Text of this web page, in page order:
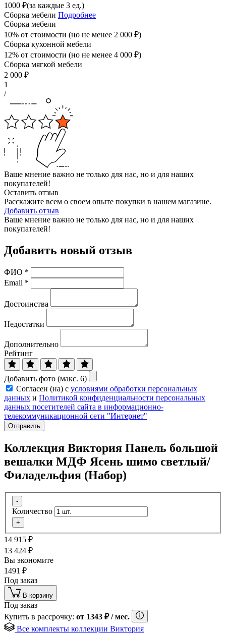
1000 ₽(за каждые 3 ед.)
Сборка мебели Подробнее
Сборка мебели
10% от стоимости (но не менее 2 000 ₽)
Сборка кухонной мебели
12% от стоимости (но не менее 4 000 ₽)
Сборка мягкой мебели
2 000 ₽
1
/
Ваше мнение важно не только для нас, но и для наших
покупателей!
Оставить отзыв
Расскажите всем о своем опыте покупки в нашем магазине.
Добавить отзыв
Ваше мнение важно не только для нас, но и для наших
покупателей!
Добавить новый отзыв
ФИО *
Email *
Достоинства
Недостатки
Дополнительно
Рейтинг
Добавить фото (макс. 6)
Согласен (на) с условиями обработки персональных
данных и Политикой конфиденциальности персональных
данных посетителей сайта в информационно-
телекоммуникационной сети "Интернет"
Отправить
Коллекция Виктория Панель большой
вешалки МДФ Ясень шимо светлый/
Филадельфия (Набор)
-
Количество
+
14 915 ₽
13 424 ₽
Вы экономите
1491 ₽
Под заказ
В корзину
Под заказ
Купить в рассрочку: от 1343 ₽/ мес.
Все комплекты коллекции Виктория